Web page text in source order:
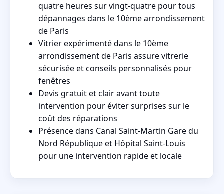
quatre heures sur vingt-quatre pour tous
dépannages dans le 10ème arrondissement
de Paris
Vitrier expérimenté dans le 10ème
arrondissement de Paris assure vitrerie
sécurisée et conseils personnalisés pour
fenêtres
Devis gratuit et clair avant toute
intervention pour éviter surprises sur le
coût des réparations
Présence dans Canal Saint-Martin Gare du
Nord République et Hôpital Saint-Louis
pour une intervention rapide et locale